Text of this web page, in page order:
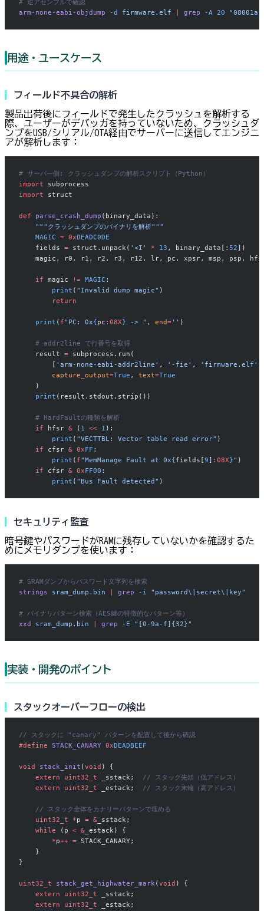
# 逆アセンブルで確認
arm-none-eabi-objdump -d firmware.elf grep -A 20
用途・ユースケース
フィールド不具合の解析
製品出荷後にフィールドで発生したクラッシュを解析する
際、ユーザーがデバッガを持っていないため、クラッシュダ
ンプをUSB/シリアル/OTA経由でサーバーに送信してエンジニ
アが解析します：
# サーバー側: クラッシュダンプの解析スクリプト（Python）
import subprocess
import struct
def parse_crash_dump (binary_data):
    """クラッシュダンプのバイナリを解析"""
    MAGIC
= 0xDEADC0DE
    fields
= struct.unpack( '<I' * 13 , binary_data[: 52 ])
magic, r0, r1, r2, r3, r12, lr, pc, xpsr, msp, psp,
    if
magic != MAGIC :
        print
( "Invalid dump magic" )
        return
    print
( f"PC: 0x{ pc :08X } -> " , end='' )
    # addr2line で行番号を取得
    result
= subprocess.run(
'arm-none-eabi-addr2line' , '-fie' , 'firmware.elf'
        capture_output
=True , text=True
    )
    print
(result.stdout.strip())
    # HardFaultの種類を解析
    if
hfsr & ( 1 << 1 ):
        print
( "VECTTBL: Vector table read error" )
    if
cfsr & 0x FF :
        print
( f"MemManage Fault at 0x{ fields[ 9 :08X }" )
    if
cfsr & 0x FF00 :
        print
( "Bus Fault detected" )
セキュリティ監査
暗号鍵やパスワードがRAMに残存していないかを確認するた
めにメモリダンプを使います：
# SRAMダンプからパスワード文字列を検索
strings sram_dump.bin grep -i "password\|secret\|key"
# バイナリパターン検索（AES鍵の特徴的なパターン等）
xxd
sram_dump.bin grep -E "[0-9a-f]{32}"
実装・開発のポイント
スタックオーバーフローの検出
// スタックに "canary" パターンを配置して後から確認
#define STACK_CANARY 0xDEADBEEF
void stack_init ( void ) {
    extern
uint32_t _sstack;
  // スタック先頭（低アドレス）
    extern
uint32_t _estack;
  // スタック末端（高アドレス）
    // スタック全体をカナリーパターンで埋める
    uint32_t
*p = & _sstack;
    while
(p < & _estack) {
        *
p++ = STACK_CANARY;
    }
}
uint32_t stack_get_highwater_mark ( void ) {
    extern
uint32_t _sstack;
    extern
uint32_t _estack;